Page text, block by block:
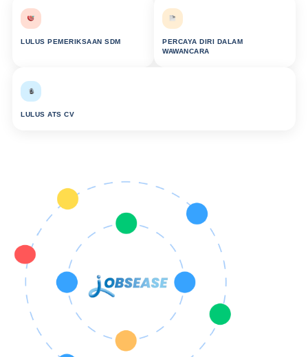
LULUS PEMERIKSAAN SDM
PERCAYA DIRI DALAM
WAWANCARA
LULUS ATS CV